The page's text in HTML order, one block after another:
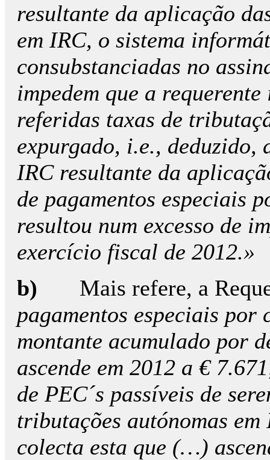
resultante da aplicação
em IRC, o sistema
consubstanciadas no
impedem que a
referidas taxas de
expurgado, i.e., deduzido,
IRC resultante da
de pagamentos especiais
resultou num excesso de
exercício fiscal de 2012.»
b) Mais refere, a
pagamentos especiais por
montante acumulado por
ascende em 2012 a €
de PEC´s passíveis de
tributações autónomas
colecta esta que (…)